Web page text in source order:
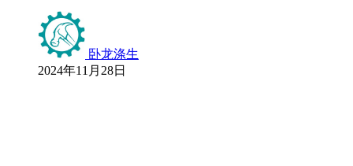
卧龙涤生
2024年11月28日